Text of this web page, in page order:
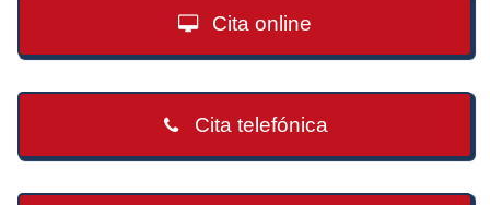
Cita online
Cita telefónica